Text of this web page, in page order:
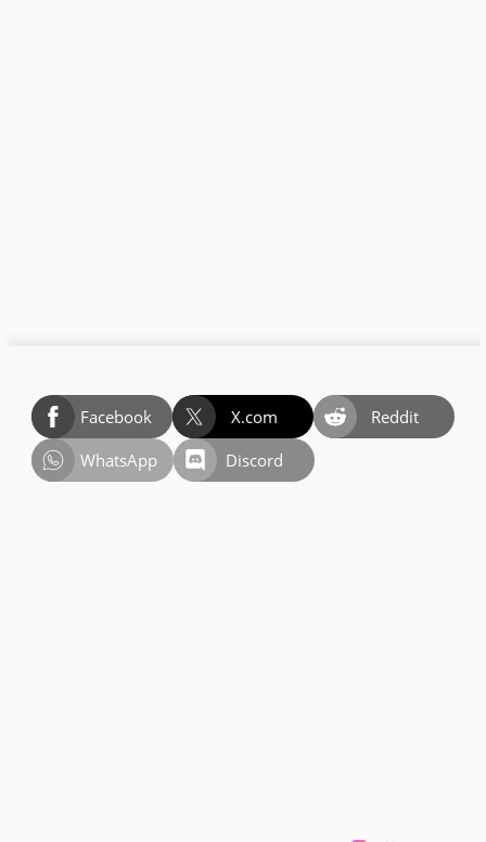
Facebook X.com
Reddit
WhatsApp
Discord